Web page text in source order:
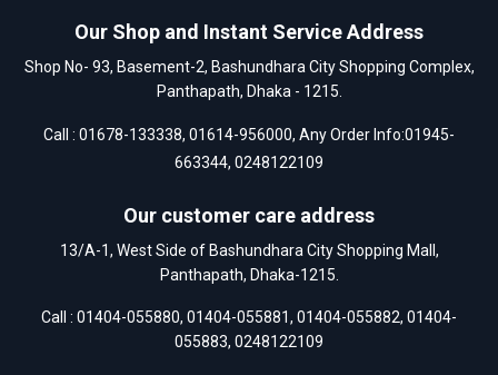
Our Shop and Instant Service Address
Shop No- 93, Basement-2, Bashundhara City Shopping Complex,
Panthapath, Dhaka - 1215.
Call : 01678-133338, 01614-956000, Any Order Info:01945-
663344, 0248122109
Our customer care address
13/A-1, West Side of Bashundhara City Shopping Mall,
Panthapath, Dhaka-1215.
Call : 01404-055880, 01404-055881, 01404-055882, 01404-
055883, 0248122109